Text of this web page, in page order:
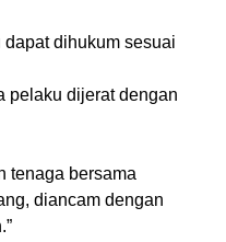
dihukum sesuai
pelaku dijerat dengan
tenaga bersama
diancam dengan